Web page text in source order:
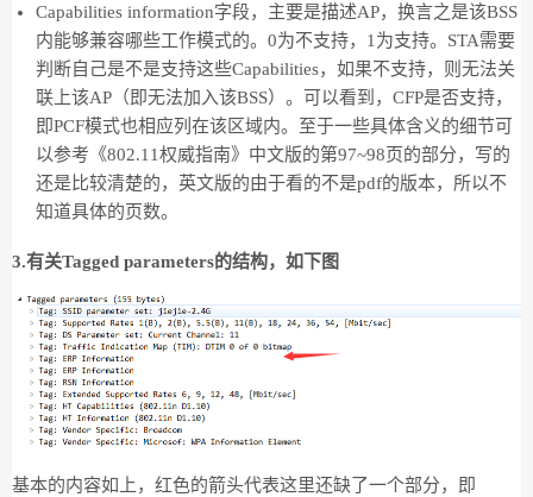
Capabilities information字段，主要是描述AP，换言之是该BSS
内能够兼容哪些工作模式的。0为不支持，1为支持。STA需要
判断自己是不是支持这些Capabilities，如果不支持，则无法关
联上该AP（即无法加入该BSS）。可以看到，CFP是否支持，
即PCF模式也相应列在该区域内。至于一些具体含义的细节可
以参考《802.11权威指南》中文版的第97~98页的部分，写的
还是比较清楚的，英文版的由于看的不是pdf的版本，所以不
知道具体的页数。
3.有关Tagged parameters的结构，如下图
基本的内容如上，红色的箭头代表这里还缺了一个部分，即